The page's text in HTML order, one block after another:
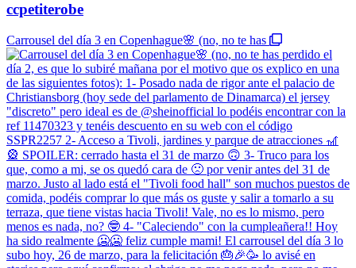
ccpetiterobe
Carrousel del día 3 en Copenhague🌸 (no, no te has